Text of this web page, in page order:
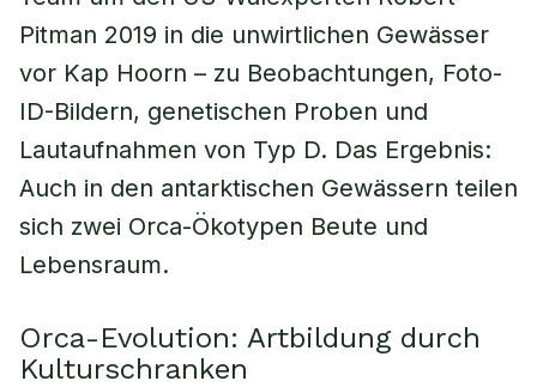
Pitman 2019 in die unwirtlichen Gewässer
vor Kap Hoorn – zu Beobachtungen, Foto-
ID-Bildern, genetischen Proben und
Lautaufnahmen von Typ D. Das Ergebnis:
Auch in den antarktischen Gewässern teilen
sich zwei Orca-Ökotypen Beute und
Lebensraum.
Orca-Evolution: Artbildung durch
Kulturschranken